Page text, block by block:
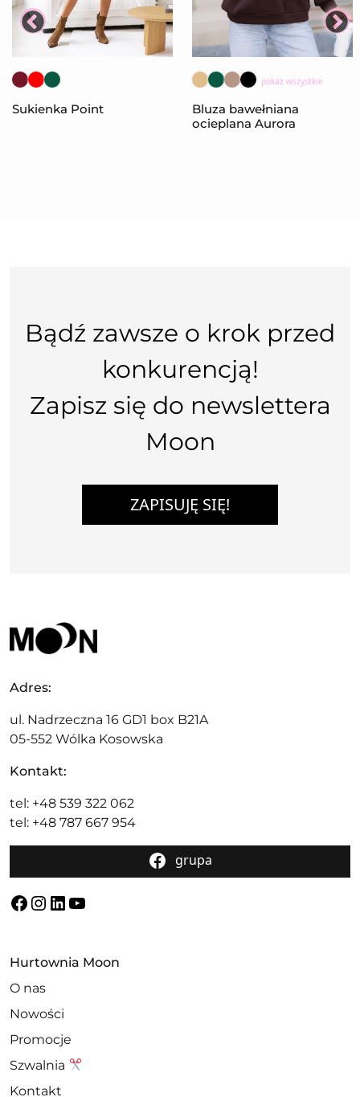
Sukienka Point
pokaż wszystkie
Bluza bawełniana
ocieplana Aurora
Bądź zawsze o krok przed
konkurencją!
Zapisz się do newslettera
Moon
ZAPISUJĘ SIĘ!
Adres:
ul. Nadrzeczna 16 GD1 box B21A
05-552 Wólka Kosowska
Kontakt:
tel: +48 539 322 062
tel: +48 787 667 954
grupa
Facebook
Instagram
LinkedIn
YouTube
Hurtownia Moon
O nas
Nowości
Promocje
Szwalnia
Kontakt